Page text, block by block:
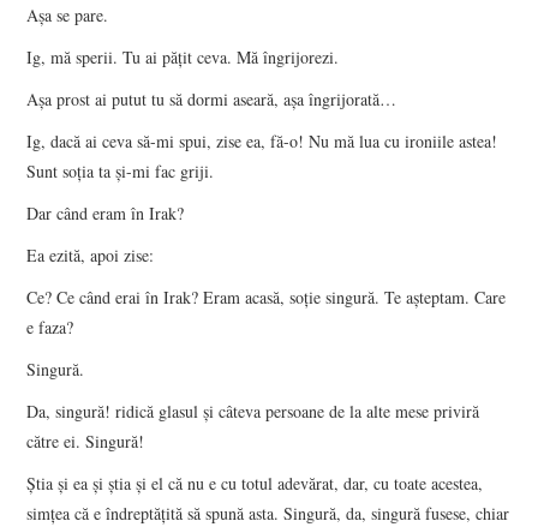
Aşa se pare.
Ig, mă sperii. Tu ai păţit ceva. Mă îngrijorezi.
Aşa prost ai putut tu să dormi aseară, aşa îngrijorată…
Ig, dacă ai ceva să-mi spui, zise ea, fă-o! Nu mă lua cu ironiile astea!
Sunt soţia ta şi-mi fac griji.
Dar când eram în Irak?
Ea ezită, apoi zise:
Ce? Ce când erai în Irak? Eram acasă, soţie singură. Te aşteptam. Care
e faza?
Singură.
Da, singură! ridică glasul şi câteva persoane de la alte mese priviră
către ei. Singură!
Ştia şi ea şi ştia şi el că nu e cu totul adevărat, dar, cu toate acestea,
simţea că e îndreptăţită să spună asta. Singură, da, singură fusese, chiar